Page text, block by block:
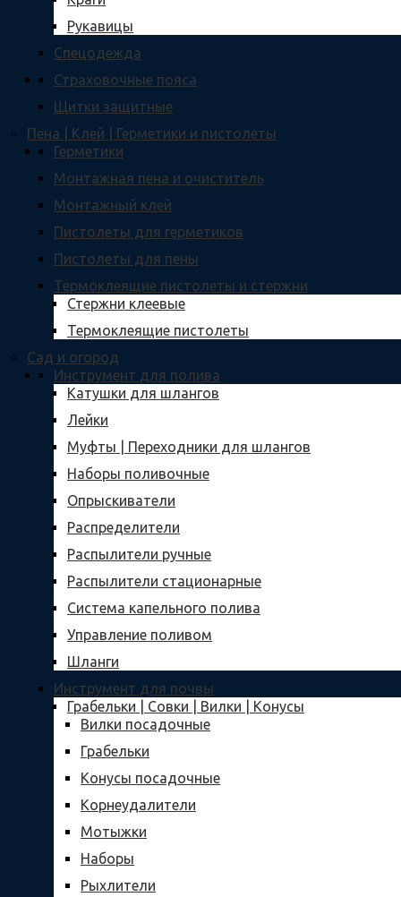
Рукавицы
Спецодежда
Страховочные пояса
Щитки защитные
Пена | Клей | Герметики и пистолеты
Герметики
Монтажная пена и очиститель
Монтажный клей
Пистолеты для герметиков
Пистолеты для пены
Термоклеящие пистолеты и стержни
Стержни клеевые
Термоклеящие пистолеты
Сад и огород
Инструмент для полива
Катушки для шлангов
Лейки
Муфты | Переходники для шлангов
Наборы поливочные
Опрыскиватели
Распределители
Распылители ручные
Распылители стационарные
Система капельного полива
Управление поливом
Шланги
Инструмент для почвы
Грабельки | Совки | Вилки | Конусы
Вилки посадочные
Грабельки
Конусы посадочные
Корнеудалители
Мотыжки
Наборы
Рыхлители